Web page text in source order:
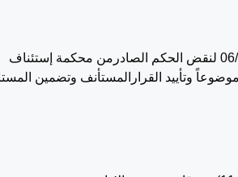
تقدمت الجهة الطاعنة بواسطة وكيلها المذكور بهذا الطعن بتاريخ 06/08/2018 لنقض الحكم الصادرمن محكمة إستئناف
2018 المتضمن رد الاستئناف موضوعاً وتأييد القرارالمستأنف وتضمين